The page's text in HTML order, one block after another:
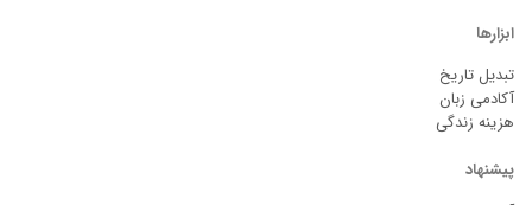
ابزارها
تبدیل تاریخ
آکادمی زبان
هزینه زندگی
پیشنهاد